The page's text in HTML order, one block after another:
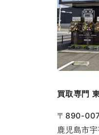
買取専門
〒890-
鹿児島市